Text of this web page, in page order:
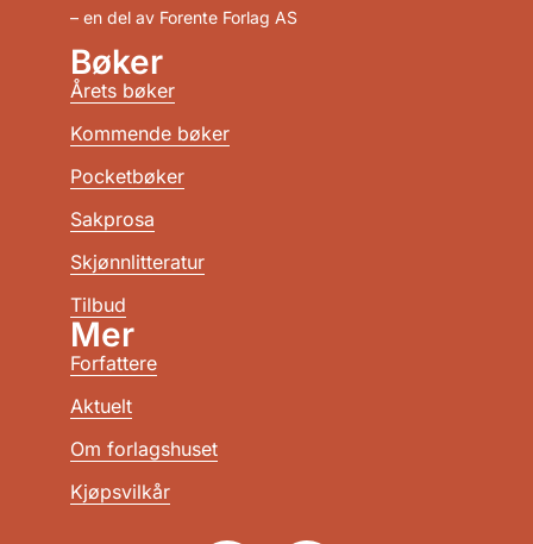
– en del av Forente Forlag AS
Bøker
Årets bøker
Kommende bøker
Pocketbøker
Sakprosa
Skjønnlitteratur
Tilbud
Mer
Forfattere
Aktuelt
Om forlagshuset
Kjøpsvilkår